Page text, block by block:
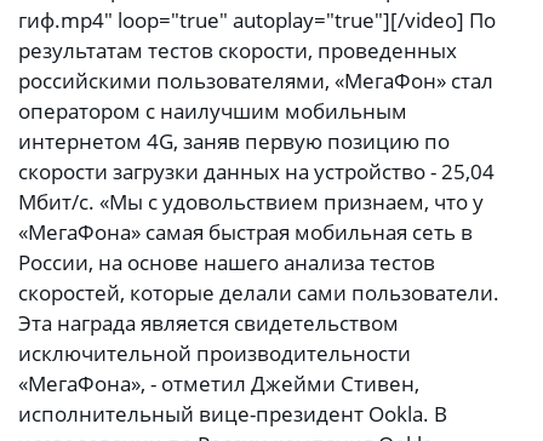
гиф.mp4" loop="true" autoplay="true"][/video] По
результатам тестов скорости, проведенных
российскими пользователями, «МегаФон» стал
оператором с наилучшим мобильным
интернетом 4G, заняв первую позицию по
скорости загрузки данных на устройство - 25,04
Мбит/с. «Мы с удовольствием признаем, что у
«МегаФона» самая быстрая мобильная сеть в
России, на основе нашего анализа тестов
скоростей, которые делали сами пользователи.
Эта награда является свидетельством
исключительной производительности
«МегаФона», - отметил Джейми Стивен,
исполнительный вице-президент Ookla. В